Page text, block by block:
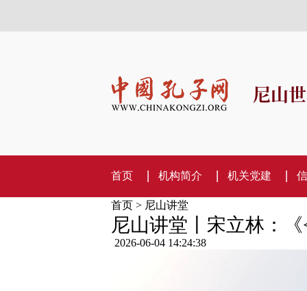
尼山
首页 机构简介 机关党建
首页> 尼山讲堂
尼山讲堂丨宋立林：
2026-06-04 14:24:38